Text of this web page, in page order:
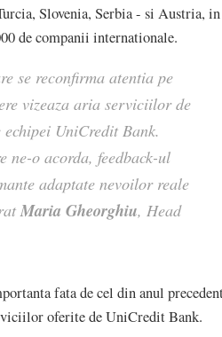
Slovenia, Serbia - si Austria, in
de companii internationale.
se reconfirma atentia pe
vizeaza aria serviciilor de
UniCredit Bank.
o acorda, feedback-ul
adaptate nevoilor reale
Maria Gheorghiu, Head
fata de cel din anul
oferite de UniCredit Bank.